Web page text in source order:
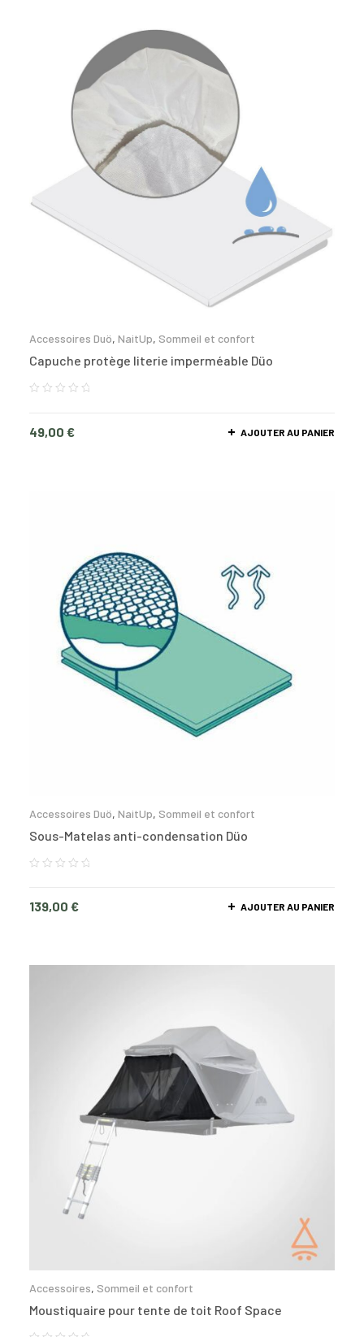
Accessoires Duö, NaitUp, Sommeil et confort
Capuche protège literie imperméable Düo
49,00 € AJOUTER AU PANIER
Accessoires Duö, NaitUp, Sommeil et confort
Sous-Matelas anti-condensation Düo
139,00 € AJOUTER AU PANIER
Accessoires, Sommeil et confort
Moustiquaire pour tente de toit Roof Space